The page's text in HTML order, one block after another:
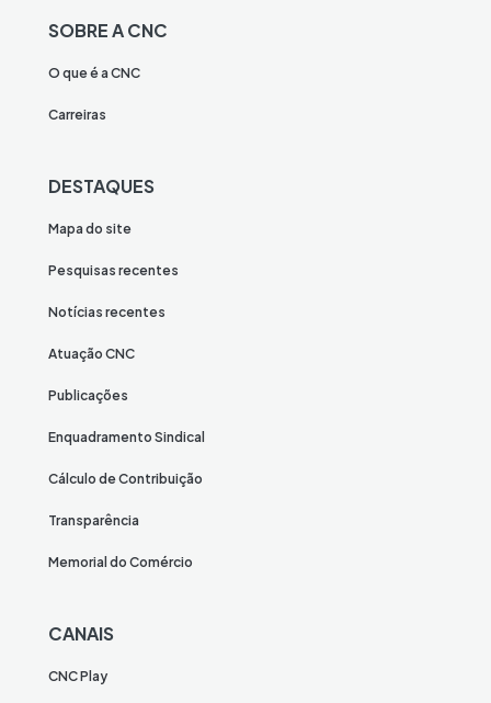
SOBRE A CNC
O que é a CNC
Carreiras
DESTAQUES
Mapa do site
Pesquisas recentes
Notícias recentes
Atuação CNC
Publicações
Enquadramento Sindical
Cálculo de Contribuição
Transparência
Memorial do Comércio
CANAIS
CNC Play